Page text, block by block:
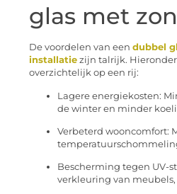
glas met
De voordelen van een dubbel
installatie zijn talrijk.
overzichtelijk op een rij:
Lagere energiekosten:
de winter en minder
Verbeterd wooncomfort:
Bescherming tegen UV-
verkleuring van